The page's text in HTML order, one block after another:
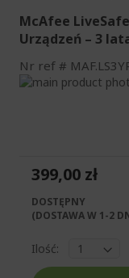
McAfee
Urządzeń – 3
Nr ref
Przejdź
399,00 zł
DOSTĘPNY
(DOSTAWA W 1-2
Ilość: